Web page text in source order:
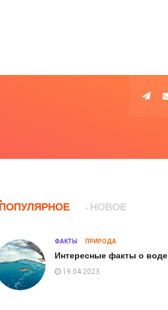
ПОПУЛЯРНОЕ НОВОЕ
ФАКТЫ ПРИРОДА
Интересные факты о воде
19.04.2023